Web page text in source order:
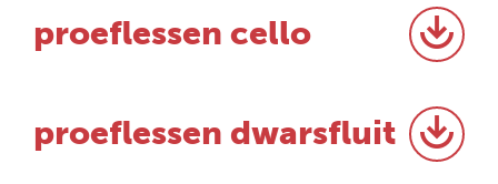
proeflessen cello
proeflessen dwarsfluit